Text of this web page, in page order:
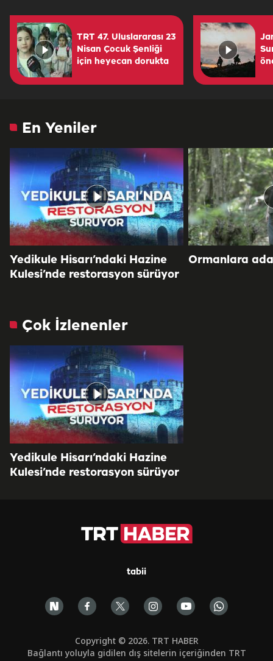
TRT 47. Uluslararası 23
Nisan Çocuk Şenliği
için heyecan dorukta
En Yeniler
Yedikule Hisarı’ndaki Hazine
Kulesi’nde restorasyon sürüyor
Ormanlara
Çok İzlenenler
Yedikule Hisarı’ndaki Hazine
Kulesi’nde restorasyon sürüyor
tabii
Copyright © 2026. TRT HABER
Bağlantı yoluyla gidilen dış sitelerin içeriğinden TRT